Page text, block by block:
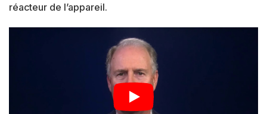
réacteur de l’appareil.